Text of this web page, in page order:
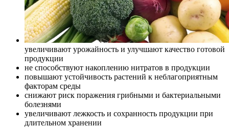
увеличивают урожайность и улучшают качество готовой
продукции
не способствуют накоплению нитратов в продукции
повышают устойчивость растений к неблагоприятным
факторам среды
снижают риск поражения грибными и бактериальными
болезнями
увеличивают лежкость и сохранность продукции при
длительном хранении